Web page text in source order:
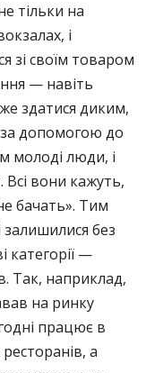
тільки на
і
зі своїм товаром
— навіть
здатися диким,
за допомогою до
молоді люди, і
Всі вони кажуть,
бачать». Тим
без
категорії —
Так, наприклад,
на ринку
працює в
а